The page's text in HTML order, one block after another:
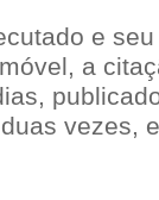
e
a
vezes,